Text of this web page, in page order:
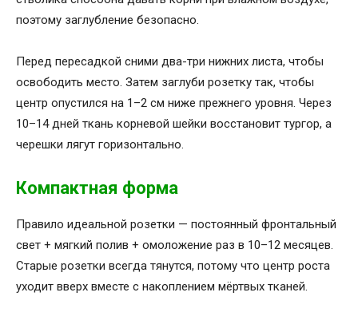
поэтому заглубление безопасно.
Перед пересадкой сними два-три нижних листа, чтобы
освободить место. Затем заглуби розетку так, чтобы
центр опустился на 1–2 см ниже прежнего уровня. Через
10–14 дней ткань корневой шейки восстановит тургор, а
черешки лягут горизонтально.
Компактная форма
Правило идеальной розетки — постоянный фронтальный
свет + мягкий полив + омоложение раз в 10–12 месяцев.
Старые розетки всегда тянутся, потому что центр роста
уходит вверх вместе с накоплением мёртвых тканей.